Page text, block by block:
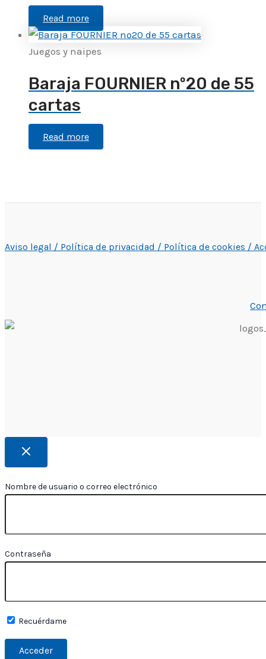
Read more
Juegos y naipes
Baraja FOURNIER nº20 de 55
cartas
Read more
Aviso legal / Política de privacidad / Política de cookies /
Nombre de usuario o correo electrónico
Contraseña
Recuérdame